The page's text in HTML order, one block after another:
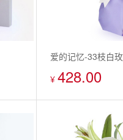
爱的记忆-33枝白
紫色洋桔梗
¥ 428.00